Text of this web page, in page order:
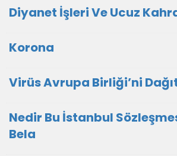
Diyanet İşleri Ve Ucuz
Korona
Virüs Avrupa Birliği’ni
Nedir Bu İstanbul
Bela